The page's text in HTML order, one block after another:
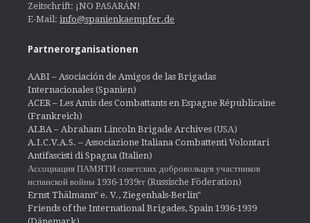
Zeitschrift: ¡NO PASARÁN!
E-Mail: info@spanienkaempfer.de
Partnerorganisationen
AABI – Asociación de Amigos de las Brigadas
Internacionales (Spanien)
ACER – Les Amis des Combattants en Espagne Républicaine
(Frankreich)
ALBA – Abraham Lincoln Brigade Archives (USA)
A.I.C.V.A.S. – Associazione Italiana Combattenti Volontari
Antifascisti di Spagna (Italien)
Ассоциация ПАМЯТИ советских добровольцев участников
испанской войны 1936-1939гг (Russische Föderation)
Ernst Thälmann" e. V., Ziegenhals-Berlin"
Friends of the International Brigades, Spain 1936-1939